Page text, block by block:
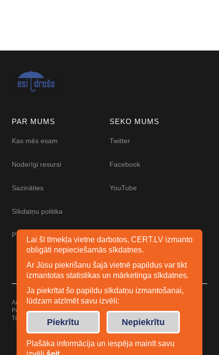
PAR MUMS
Kas mēs esam
Noderīgi resursi
Sazināties
Sīkdatņu politika
Piekļūstamības paziņojums
SEKO MUMS
Twitter
Facebook
YouTube
Autortiesības © 2026 Esidrošs
Powered byWordPress
Tēma: Uku noElmastudio
Lai šī tīmekļa vietne darbotos, CERT.LV izmanto
obligāti nepieciešamās sīkdatnes.
Ar Jūsu piekrišanu šajā vietnē papildus var tikt
izmantotas statistikas un mārketinga sīkdatnes.
Ja piekrītat šo papildu sīkdatņu izmantošanai,
lūdzam atzīmēt savu izvēli:
Piekrītu Nepiekrītu
Plašāka informācija un iespēja mainīt savu